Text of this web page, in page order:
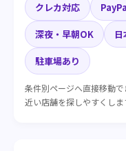
クレカ対応
深夜・早朝OK
駐車場あり
条件別ページへ直接移動
近い店舗を探しやすくしま